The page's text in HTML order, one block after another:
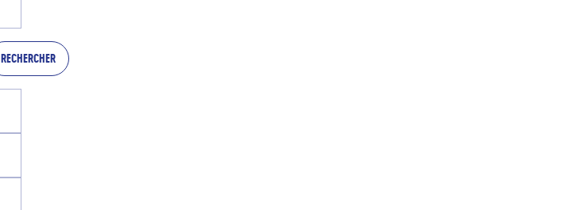
RECHERCHER